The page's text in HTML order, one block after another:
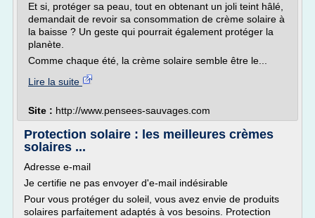
Et si, protéger sa peau, tout en obtenant un joli teint hâlé,
demandait de revoir sa consommation de crème solaire à
la baisse ? Un geste qui pourrait également protéger la
planète.
Comme chaque été, la crème solaire semble être le...
Lire la suite
Site : http://www.pensees-sauvages.com
Protection solaire : les meilleures crèmes
solaires ...
Adresse e-mail
Je certifie ne pas envoyer d'e-mail indésirable
Pour vous protéger du soleil, vous avez envie de produits
solaires parfaitement adaptés à vos besoins. Protection